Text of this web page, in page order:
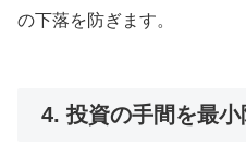
の下落を防ぎます。
4. 投資の手間を最小